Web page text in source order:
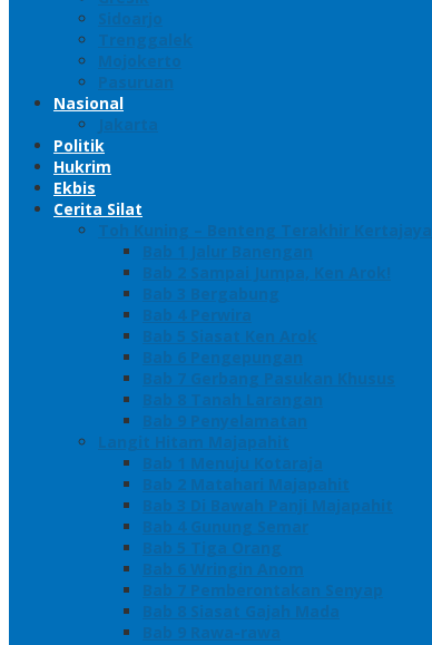
Sidoarjo
Trenggalek
Mojokerto
Pasuruan
Nasional
Jakarta
Politik
Hukrim
Ekbis
Cerita Silat
Toh Kuning – Benteng Terakhir Kertajaya
Bab 1 Jalur Banengan
Bab 2 Sampai Jumpa, Ken Arok!
Bab 3 Bergabung
Bab 4 Perwira
Bab 5 Siasat Ken Arok
Bab 6 Pengepungan
Bab 7 Gerbang Pasukan Khusus
Bab 8 Tanah Larangan
Bab 9 Penyelamatan
Langit Hitam Majapahit
Bab 1 Menuju Kotaraja
Bab 2 Matahari Majapahit
Bab 3 Di Bawah Panji Majapahit
Bab 4 Gunung Semar
Bab 5 Tiga Orang
Bab 6 Wringin Anom
Bab 7 Pemberontakan Senyap
Bab 8 Siasat Gajah Mada
Bab 9 Rawa-rawa